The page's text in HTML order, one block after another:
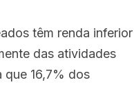
têm renda inferior
das atividades
que 16,7% dos